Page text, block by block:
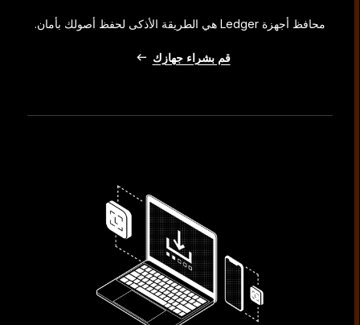
محافظ أجهزة Ledger هي الطريقة الأذكى لحفظ أصولك بأمان.
قم بشراء جهازك